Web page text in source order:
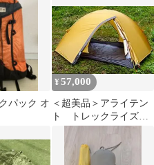
パック オ
¥57,000
＜超美品＞アライテン
ト トレックライズ